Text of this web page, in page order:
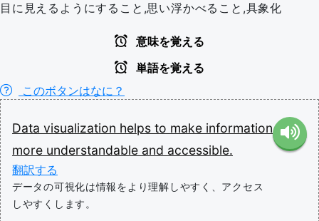
目に見えるようにすること,思い浮かべること,具象化
意味を覚える
単語を覚える
このボタンはなに？
Data visualization helps to make information
more understandable and accessible.
翻訳する
データの可視化は情報をより理解しやすく、アクセス
しやすくします。